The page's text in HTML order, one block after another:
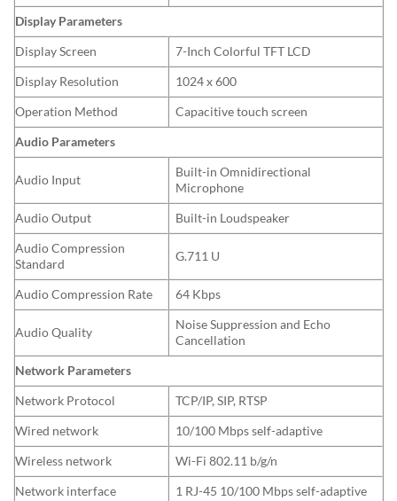
Display Parameters
Display Screen
7-Inch Colorful TFT LCD
Display Resolution
1024 x 600
Operation Method
Capacitive touch screen
Audio Parameters
Audio Input
Built-in Omnidirectional
Microphone
Audio Output
Built-in Loudspeaker
Audio Compression
Standard
G.711 U
Audio Compression Rate 64 Kbps
Audio Quality
Noise Suppression and Echo
Cancellation
Network Parameters
Network Protocol
TCP/IP, SIP, RTSP
Wired network
10/100 Mbps self-adaptive
Wireless network
Wi-Fi 802.11 b/g/n
Network interface
1 RJ-45 10/100 Mbps self-adaptive